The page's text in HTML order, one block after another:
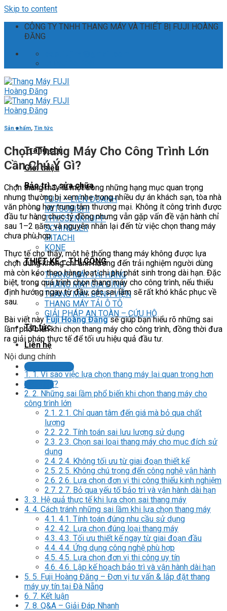
Skip to content
CÔNG TY TNHH THANG MÁY VÀ THIẾT BỊ FUJI HOÀNG
ĐĂNG
Trang chủ
Giới thiệu
Bảo trì – sửa chữa
FUJI – LIÊN DOANH
MITSUBISHI
THYSSENKRUPP
SCHINDLER
HITACHI
KONE
THIẾT KẾ – THI CÔNG
THANG MÁY TẢI HÀNG
THANG MÁY GIA ĐÌNH
THANG MÁY BỆNH VIỆN
THANG MÁY TẢI Ô TÔ
GIẢI PHÁP AN TOÀN – CỨU HỘ
Tin tức
Liên hệ
Liên hệ tư vấn
LIÊN HỆ
Sản phẩm, Tin tức
Chọn Thang Máy Cho Công Trình Lớn
Cần Chú Ý Gì?
Chọn thang máy là một trong những hạng mục quan trọng
nhưng thường bị xem nhẹ trong nhiều dự án khách sạn, tòa nhà
văn phòng hay trung tâm thương mại. Không ít công trình được
đầu tư hàng chục tỷ đồng nhưng vẫn gặp vấn đề vận hành chỉ
sau 1–2 năm, và nguyên nhân lại đến từ việc chọn thang máy
chưa phù hợp.
Thực tế cho thấy, một hệ thống thang máy không được lựa
chọn đúng không chỉ ảnh hưởng đến trải nghiệm người dùng
mà còn kéo theo hàng loạt chi phí phát sinh trong dài hạn. Đặc
biệt, trong quá trình chọn thang máy cho công trình, nếu thiếu
định hướng ngay từ đầu, các sai lầm sẽ rất khó khắc phục về
sau.
Bài viết nàyFuji Hoàng Đăngsẽ giúp bạn hiểu rõ những sai
lầm phổ biến khi chọn thang máy cho công trình, đồng thời đưa
ra giải pháp thực tế để tối ưu hiệu quả đầu tư.
Nội dung chính
1.1. Vì sao việc lựa chọn thang máy lại quan trọng hơn
bạn nghĩ?
2. 2. Những sai lầm phổ biến khi chọn thang máy cho
công trình lớn
2.1. 2.1. Chỉ quan tâm đến giá mà bỏ qua chất
lượng
2.2. 2.2. Tính toán sai lưu lượng sử dụng
2.3. 2.3. Chọn sai loại thang máy cho mục đích sử
dụng
2.4. 2.4. Không tối ưu từ giai đoạn thiết kế
2.5. 2.5. Không chú trọng đến công nghệ vận hành
2.6. 2.6. Lựa chọn đơn vị thi công thiếu kinh nghiệm
2.7. 2.7. Bỏ qua yếu tố bảo trì và vận hành dài hạn
3. 3. Hệ quả thực tế khi lựa chọn sai thang máy
4. 4. Cách tránh những sai lầm khi lựa chọn thang máy
4.1. 4.1. Tính toán đúng nhu cầu sử dụng
4.2. 4.2. Lựa chọn đúng loại thang máy
4.3. 4.3. Tối ưu thiết kế ngay từ giai đoạn đầu
4.4. 4.4. Ứng dụng công nghệ phù hợp
4.5. 4.5. Lựa chọn đơn vị thi công uy tín
4.6. 4.6. Lập kế hoạch bảo trì và vận hành dài hạn
5. 5. Fuji Hoàng Đăng – Đơn vị tư vấn & lắp đặt thang
máy uy tín tại Đà Nẵng
6. 7. Kết luận
7. 8. Q&A – Giải Đáp Nhanh